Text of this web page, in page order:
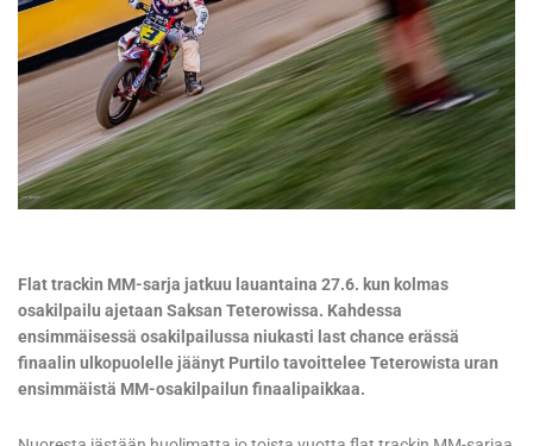
Flat trackin MM-sarja jatkuu lauantaina 27.6. kun kolmas
osakilpailu ajetaan Saksan Teterowissa. Kahdessa
ensimmäisessä osakilpailussa niukasti last chance erässä
finaalin ulkopuolelle jäänyt Purtilo tavoittelee Teterowista uran
ensimmäistä MM-osakilpailun finaalipaikkaa.